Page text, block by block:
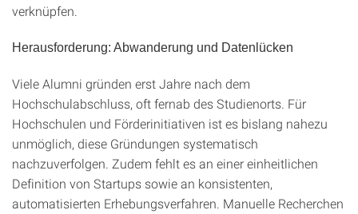
verknüpfen.
Herausforderung: Abwanderung und Datenlücken
Viele Alumni gründen erst Jahre nach dem
Hochschulabschluss, oft fernab des Studienorts. Für
Hochschulen und Förderinitiativen ist es bislang nahezu
unmöglich, diese Gründungen systematisch
nachzuverfolgen. Zudem fehlt es an einer einheitlichen
Definition von Startups sowie an konsistenten,
automatisierten Erhebungsverfahren. Manuelle Recherchen